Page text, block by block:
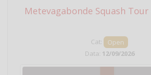
Metevagabonde Squash Tour
Cat:
Open
Data: 12/09/2026